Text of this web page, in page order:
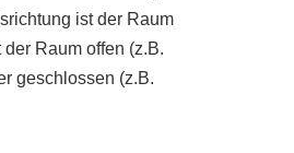
ist der Raum
Raum offen (z.B.
geschlossen (z.B.